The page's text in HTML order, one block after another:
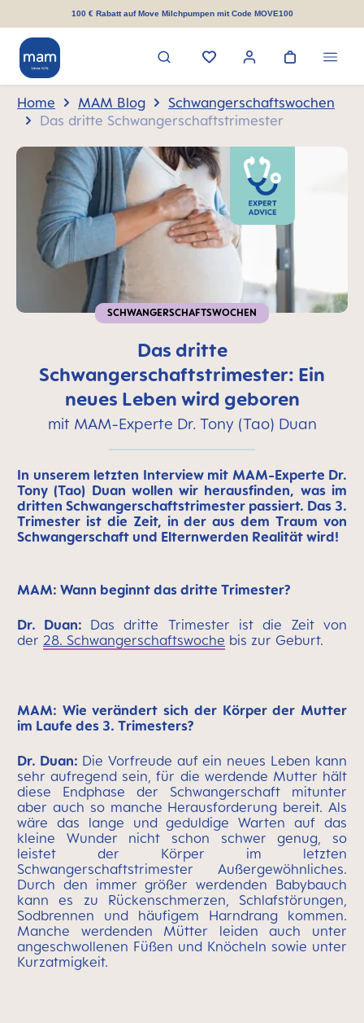
springen100 € Rabatt auf Move Milchpumpen mit Code MOVE100
Home MAM Blog
Schwangerschaftswochen
Das dritte Schwangerschaftstrimester
SCHWANGERSCHAFTSWOCHEN
Das dritte
Schwangerschaftstrimester: Ein
neues Leben wird geboren
mit MAM-Experte Dr. Tony (Tao) Duan
In unserem letzten Interview mit MAM-Experte Dr.
Tony (Tao) Duan wollen wir herausfinden, was im
dritten Schwangerschaftstrimester passiert. Das 3.
Trimester ist die Zeit, in der aus dem Traum von
Schwangerschaft und Elternwerden Realität wird!
MAM: Wann beginnt das dritte Trimester?
Dr. Duan: Das dritte Trimester ist die Zeit von
der 28. Schwangerschaftswoche bis zur Geburt.
MAM: Wie verändert sich der Körper der Mutter
im Laufe des 3. Trimesters?
Dr. Duan: Die Vorfreude auf ein neues Leben kann
sehr aufregend sein, für die werdende Mutter hält
diese Endphase der Schwangerschaft mitunter
aber auch so manche Herausforderung bereit. Als
wäre das lange und geduldige Warten auf das
kleine Wunder nicht schon schwer genug, so
leistet der Körper im letzten
Schwangerschaftstrimester Außergewöhnliches.
Durch den immer größer werdenden Babybauch
kann es zu Rückenschmerzen, Schlafstörungen,
Sodbrennen und häufigem Harndrang kommen.
Manche werdenden Mütter leiden auch unter
angeschwollenen Füßen und Knöcheln sowie unter
Kurzatmigkeit.